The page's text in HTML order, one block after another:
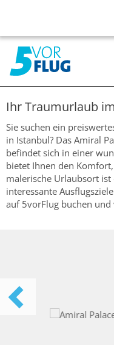
Ihr Traumurlaub im
Sie suchen ein
in Istanbul? Das Amiral
befindet sich in einer
bietet Ihnen den
malerische Urlaubsort
interessante
auf 5vorFlug buchen